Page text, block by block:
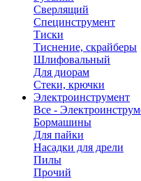
Сверлящий
Специнструмент
Тиски
Тиснение, скрайберы
Шлифовальный
Для диорам
Стеки, крючки
Электроинструмент
Все -
Бормашины
Для пайки
Насадки для дрели
Пилы
Прочий